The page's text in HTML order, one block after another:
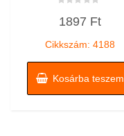
01897 Ft
Cikkszám: 4188
Kosárba teszem